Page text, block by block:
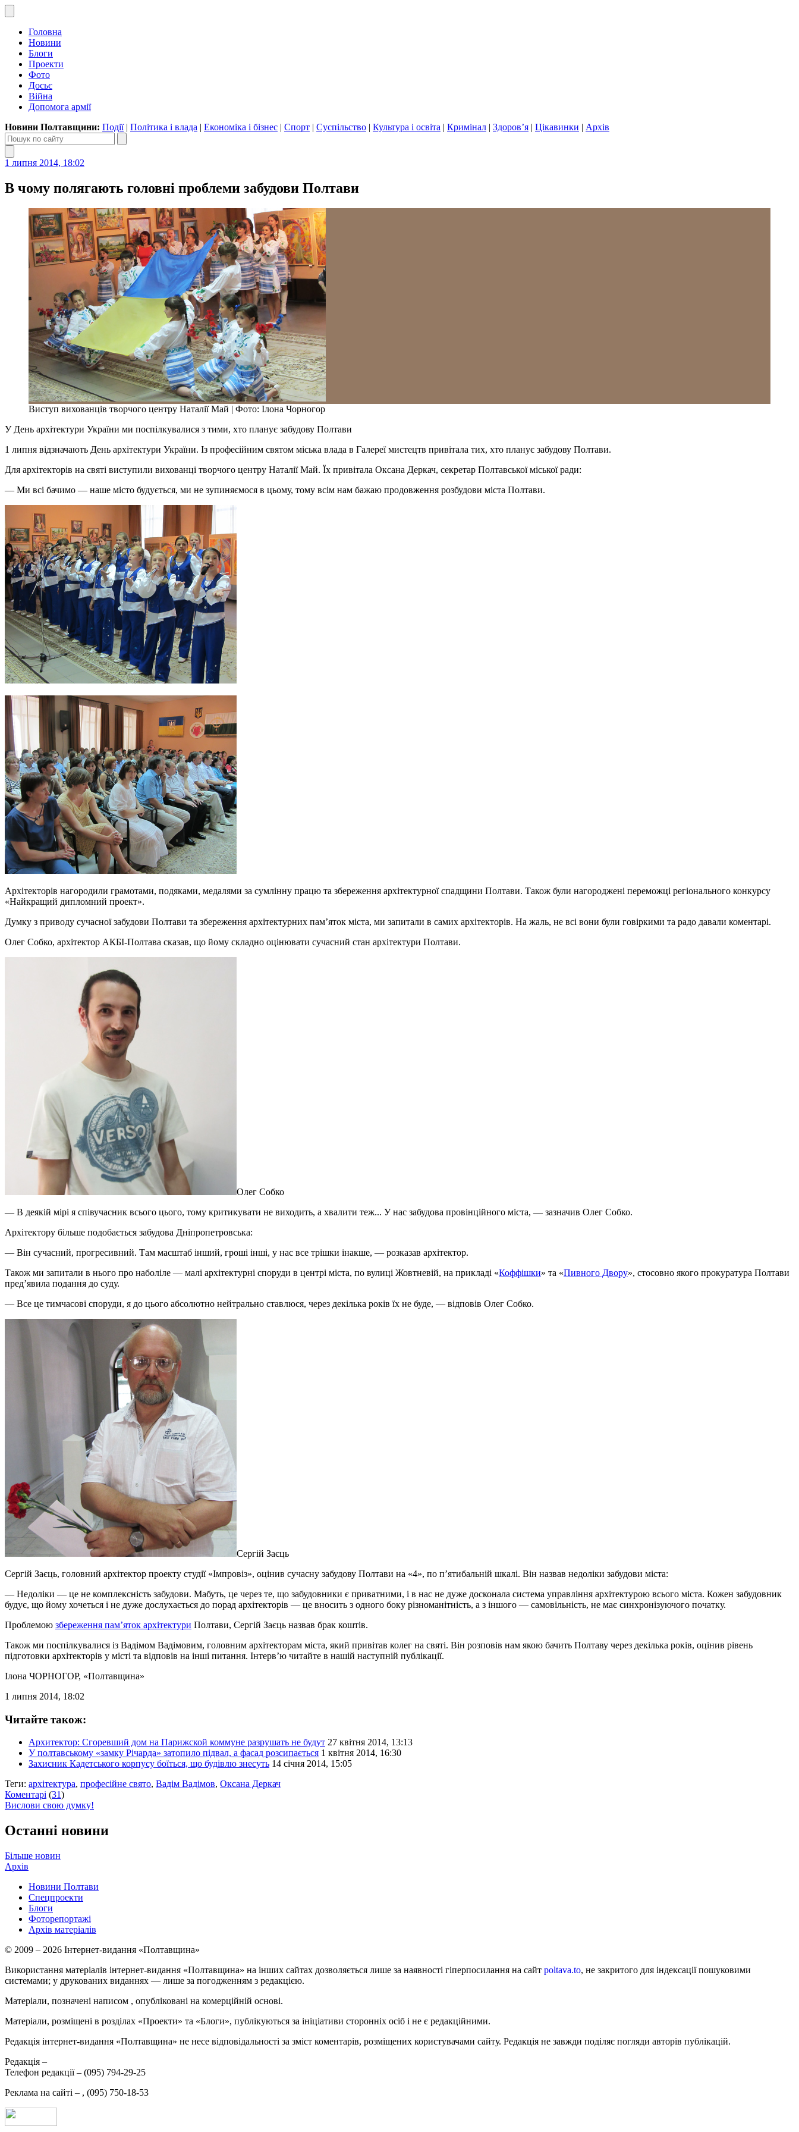
Головна
Новини
Блоги
Проекти
Фото
Досьє
Війна
Допомога армії
Новини Полтавщини: Події| Політика і влада | Економіка і бізнес | Спорт | Суспільство | Культура і освіта | Кримінал | Здоров’я | Цікавинки | Архів
1 липня 2014, 18:02
В чому полягають головні проблеми забудови Полтави
Виступ вихованців творчого центру Наталії Май | Фото: Ілона Чорногор
У День архітектури України ми поспілкувалися з тими, хто планує забудову Полтави
1 липня відзначають День архітектури України. Із професійним святом міська влада в Галереї мистецтв привітала тих, хто планує забудову Полтави.
Для архітекторів на святі виступили вихованці творчого центру Наталії Май. Їх привітала Оксана Деркач, секретар Полтавської міської ради:
— Ми всі бачимо — наше місто будується, ми не зупиняємося в цьому, тому всім нам бажаю продовження розбудови міста Полтави.
Архітекторів нагородили грамотами, подяками, медалями за сумлінну працю та збереження архітектурної спадщини Полтави. Також були нагороджені переможці регіонального конкурсу
«Найкращий дипломний проект».
Думку з приводу сучасної забудови Полтави та збереження архітектурних пам’яток міста, ми запитали в самих архітекторів. На жаль, не всі вони були говіркими та радо давали коментарі.
Олег Собко, архітектор АКБІ-Полтава сказав, що йому складно оцінювати сучасний стан архітектури Полтави.
Олег Собко
— В деякій мірі я співучасник всього цього, тому критикувати не виходить, а хвалити теж... У нас забудова провінційного міста, — зазначив Олег Собко.
Архітектору більше подобається забудова Дніпропетровська:
— Він сучасний, прогресивний. Там масштаб інший, гроші інші, у нас все трішки інакше, — розказав архітектор.
Також ми запитали в нього про наболіле — малі архітектурні споруди в центрі міста, по вулиці Жовтневій, на прикладі «Коффішки» та «Пивного Двору», стосовно якого прокуратура Полтави
пред’явила подання до суду.
— Все це тимчасові споруди, я до цього абсолютно нейтрально ставлюся, через декілька років їх не буде, — відповів Олег Собко.
Сергій Заєць
Сергій Заєць, головний архітектор проекту студії «Імпровіз», оцінив сучасну забудову Полтави на «4», по п’ятибальній шкалі. Він назвав недоліки забудови міста:
— Недоліки — це не комплексність забудови. Мабуть, це через те, що забудовники є приватними, і в нас не дуже досконала система управління архітектурою всього міста. Кожен забудовник
будує, що йому хочеться і не дуже дослухається до порад архітекторів — це вносить з одного боку різноманітність, а з іншого — самовільність, не має синхронізуючого початку.
Проблемою збереження пам’яток архітектури Полтави, Сергій Заєць назвав брак коштів.
Також ми поспілкувалися із Вадімом Вадімовим, головним архітекторам міста, який привітав колег на святі. Він розповів нам якою бачить Полтаву через декілька років, оцінив рівень
підготовки архітекторів у місті та відповів на інші питання. Інтерв’ю читайте в нашій наступній публікації.
Ілона ЧОРНОГОР, «Полтавщина»
1 липня 2014, 18:02
Читайте також:
Архитектор: Сгоревший дом на Парижской коммуне разрушать не будут 27 квітня 2014, 13:13
У полтавському «замку Річарда» затопило підвал, а фасад розсипається 1 квітня 2014, 16:30
Захисник Кадетського корпусу боїться, що будівлю знесуть 14 січня 2014, 15:05
Теги: архітектура, професійне свято, Вадім Вадімов, Оксана Деркач
Коментарі (31)
Вислови свою думку!
Останні новини
Більше новин
Архів
Новини Полтави
Спецпроекти
Блоги
Фоторепортажі
Архів матеріалів
© 2009 – 2026 Інтернет-видання «Полтавщина»
Використання матеріалів інтернет-видання «Полтавщина» на інших сайтах дозволяється лише за наявності гіперпосилання на сайт poltava.to, не закритого для індексації пошуковими
системами; у друкованих виданнях — лише за погодженням з редакцією.
Матеріали, позначені написом , опубліковані на комерційній основі.
Матеріали, розміщені в розділах «Проекти» та «Блоги», публікуються за ініціативи сторонніх осіб і не є редакційними.
Редакція інтернет-видання «Полтавщина» не несе відповідальності за зміст коментарів, розміщених користувачами сайту. Редакція не завжди поділяє погляди авторів публікацій.
Редакція –
Телефон редакції – (095) 794-29-25
Реклама на сайті – , (095) 750-18-53